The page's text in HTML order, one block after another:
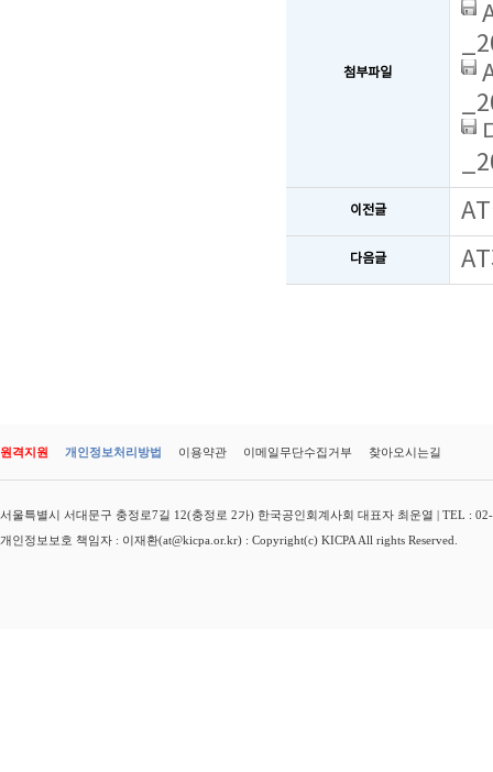
첨부파일
이전글
다음글
원격지원 개인정보처리방법 이용약관 이메일무단수집거부 찾아오시는길
서울특별시 서대문구 충정로7길 12(충정로 2가) 한국공인회계사회 대표자 최운열 | TEL :
개인정보보호 책임자 : 이재환(at@kicpa.or.kr) : Copyright(c) KICPA All rights Reserved.